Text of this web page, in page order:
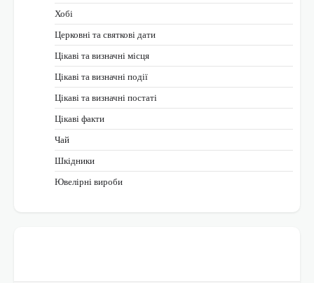
Хобі
Церковні та святкові дати
Цікаві та визначні місця
Цікаві та визначні події
Цікаві та визначні постаті
Цікаві факти
Чай
Шкідники
Ювелірні вироби